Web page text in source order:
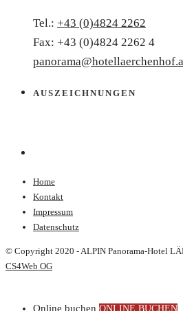
Tel.: +43 (0)4824 2262
Fax: +43 (0)4824 2262 4
AUSZEICHNUNGEN
Home
Kontakt
Impressum
Datenschutz
© Copyright 2020 - ALPIN Panorama-Hotel
CS4Web OG
Online buchen ONLINE BUCHEN